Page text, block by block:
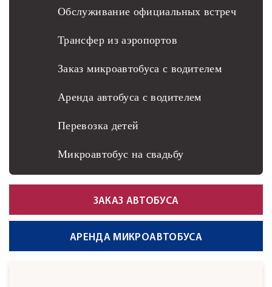
Обслуживание официальных встреч
Трансфер из аэропортов
Заказ микроавтобуса с водителем
Аренда автобуса с водителем
Перевозка детей
Микроавтобус на свадьбу
ЗАКАЗ АВТОБУСА
АРЕНДА МИКРОАВТОБУСА